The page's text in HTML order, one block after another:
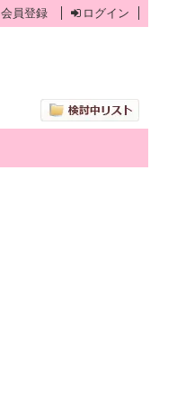
会員登録 ログイン